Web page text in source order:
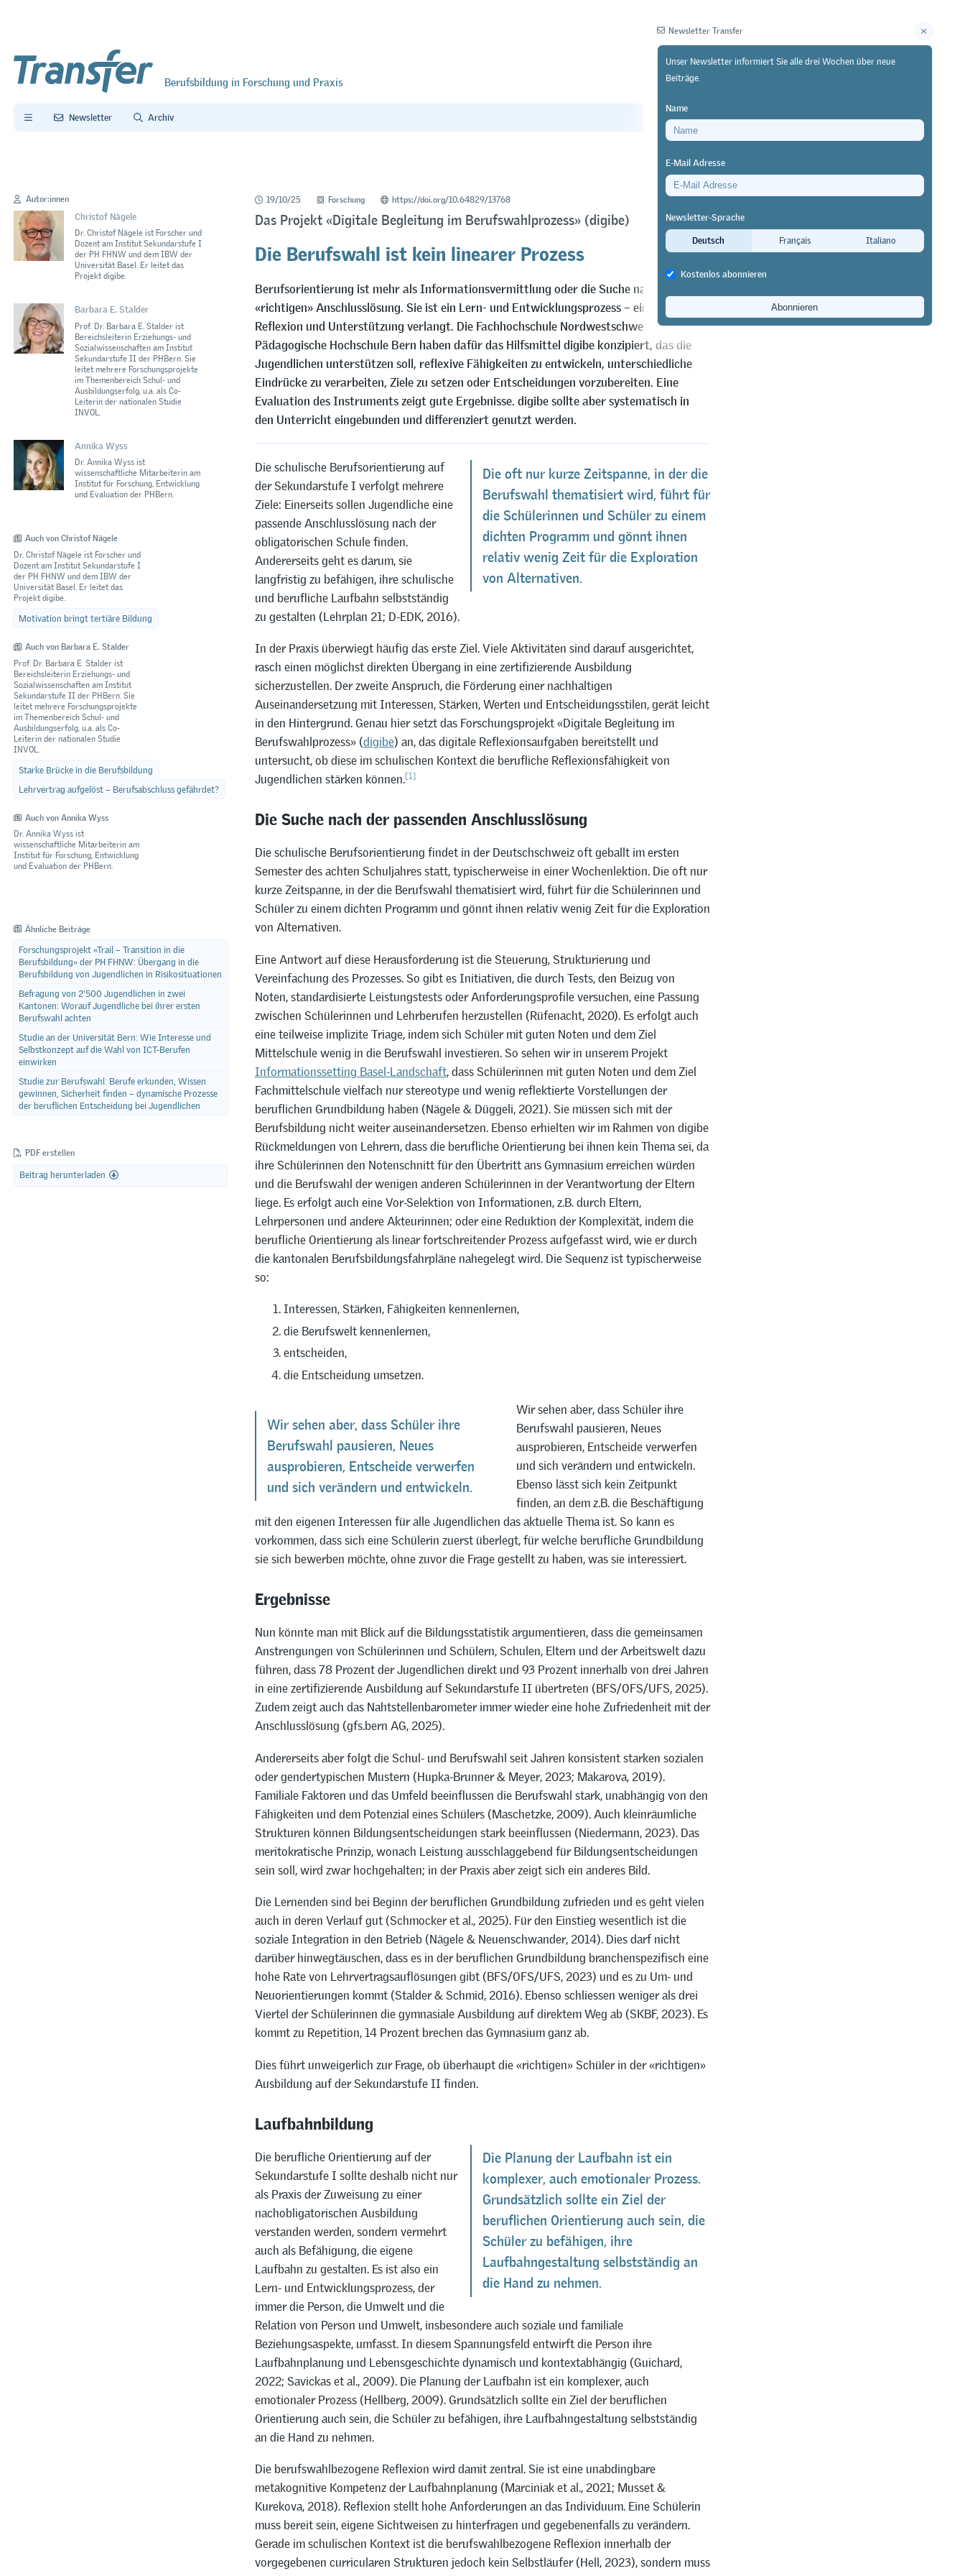
Berufsbildung in Forschung und Praxis
Newsletter Archiv
Autor:innen
Christof Nägele
Dr. Christof Nägele ist Forscher und
Dozent am Institut Sekundarstufe I
der PH FHNW und dem IBW der
Universität Basel. Er leitet das
Projekt digibe.
Barbara E. Stalder
Prof. Dr. Barbara E. Stalder ist
Bereichsleiterin Erziehungs- und
Sozialwissenschaften am Institut
Sekundarstufe II der PHBern. Sie
leitet mehrere Forschungsprojekte
im Themenbereich Schul- und
Ausbildungserfolg, u.a. als Co-
Leiterin der nationalen Studie
INVOL.
Annika Wyss
Dr. Annika Wyss ist
wissenschaftliche Mitarbeiterin am
Institut für Forschung, Entwicklung
und Evaluation der PHBern.
Auch von Christof Nägele
Dr. Christof Nägele ist Forscher und
Dozent am Institut Sekundarstufe I
der PH FHNW und dem IBW der
Universität Basel. Er leitet das
Projekt digibe.
Motivation bringt tertiäre Bildung
Auch von Barbara E. Stalder
Prof. Dr. Barbara E. Stalder ist
Bereichsleiterin Erziehungs- und
Sozialwissenschaften am Institut
Sekundarstufe II der PHBern. Sie
leitet mehrere Forschungsprojekte
im Themenbereich Schul- und
Ausbildungserfolg, u.a. als Co-
Leiterin der nationalen Studie
INVOL.
Starke Brücke in die Berufsbildung
Lehrvertrag aufgelöst – Berufsabschluss gefährdet?
Auch von Annika Wyss
Dr. Annika Wyss ist
wissenschaftliche Mitarbeiterin am
Institut für Forschung, Entwicklung
und Evaluation der PHBern.
Ähnliche Beiträge
Forschungsprojekt «Trail – Transition in die
Berufsbildung» der PH FHNW: Übergang in die
Berufsbildung von Jugendlichen in Risikosituationen
Befragung von 2'500 Jugendlichen in zwei
Kantonen: Worauf Jugendliche bei ihrer ersten
Berufswahl achten
Studie an der Universität Bern: Wie Interesse und
Selbstkonzept auf die Wahl von ICT-Berufen
einwirken
Studie zur Berufswahl: Berufe erkunden, Wissen
gewinnen, Sicherheit finden – dynamische Prozesse
der beruflichen Entscheidung bei Jugendlichen
PDF erstellen
Beitrag herunterladen
19/10/25 Forschung https://doi.org/10.64829/13768
Das Projekt «Digitale Begleitung im Berufswahlprozess» (digibe)
Die Berufswahl ist kein linearer Prozess
Berufsorientierung ist mehr als Informationsvermittlung oder die Suche nach der
«richtigen» Anschlusslösung. Sie ist ein Lern- und Entwicklungsprozess – eine Phase, die
Reflexion und Unterstützung verlangt. Die Fachhochschule Nordwestschweiz und die
Pädagogische Hochschule Bern haben dafür das Hilfsmittel digibe konzipiert, das die
Jugendlichen unterstützen soll, reflexive Fähigkeiten zu entwickeln, unterschiedliche
Eindrücke zu verarbeiten, Ziele zu setzen oder Entscheidungen vorzubereiten. Eine
Evaluation des Instruments zeigt gute Ergebnisse. digibe sollte aber systematisch in
den Unterricht eingebunden und differenziert genutzt werden.
Die oft nur kurze Zeitspanne, in der die
Berufswahl thematisiert wird, führt für
die Schülerinnen und Schüler zu einem
dichten Programm und gönnt ihnen
relativ wenig Zeit für die Exploration
von Alternativen.
Die schulische Berufsorientierung auf
der Sekundarstufe I verfolgt mehrere
Ziele: Einerseits sollen Jugendliche eine
passende Anschlusslösung nach der
obligatorischen Schule finden.
Andererseits geht es darum, sie
langfristig zu befähigen, ihre schulische
und berufliche Laufbahn selbstständig
zu gestalten (Lehrplan 21; D-EDK, 2016).
In der Praxis überwiegt häufig das erste Ziel. Viele Aktivitäten sind darauf ausgerichtet,
rasch einen möglichst direkten Übergang in eine zertifizierende Ausbildung
sicherzustellen. Der zweite Anspruch, die Förderung einer nachhaltigen
Auseinandersetzung mit Interessen, Stärken, Werten und Entscheidungsstilen, gerät leicht
in den Hintergrund. Genau hier setzt das Forschungsprojekt «Digitale Begleitung im
Berufswahlprozess» (digibe) an, das digitale Reflexionsaufgaben bereitstellt und
untersucht, ob diese im schulischen Kontext die berufliche Reflexionsfähigkeit von
Jugendlichen stärken können.[1]
Die Suche nach der passenden Anschlusslösung
Die schulische Berufsorientierung findet in der Deutschschweiz oft geballt im ersten
Semester des achten Schuljahres statt, typischerweise in einer Wochenlektion. Die oft nur
kurze Zeitspanne, in der die Berufswahl thematisiert wird, führt für die Schülerinnen und
Schüler zu einem dichten Programm und gönnt ihnen relativ wenig Zeit für die Exploration
von Alternativen.
Eine Antwort auf diese Herausforderung ist die Steuerung, Strukturierung und
Vereinfachung des Prozesses. So gibt es Initiativen, die durch Tests, den Beizug von
Noten, standardisierte Leistungstests oder Anforderungsprofile versuchen, eine Passung
zwischen Schülerinnen und Lehrberufen herzustellen (Rüfenacht, 2020). Es erfolgt auch
eine teilweise implizite Triage, indem sich Schüler mit guten Noten und dem Ziel
Mittelschule wenig in die Berufswahl investieren. So sehen wir in unserem Projekt
Informationssetting Basel-Landschaft, dass Schülerinnen mit guten Noten und dem Ziel
Fachmittelschule vielfach nur stereotype und wenig reflektierte Vorstellungen der
beruflichen Grundbildung haben (Nägele & Düggeli, 2021). Sie müssen sich mit der
Berufsbildung nicht weiter auseinandersetzen. Ebenso erhielten wir im Rahmen von digibe
Rückmeldungen von Lehrern, dass die berufliche Orientierung bei ihnen kein Thema sei, da
ihre Schülerinnen den Notenschnitt für den Übertritt ans Gymnasium erreichen würden
und die Berufswahl der wenigen anderen Schülerinnen in der Verantwortung der Eltern
liege. Es erfolgt auch eine Vor-Selektion von Informationen, z.B. durch Eltern,
Lehrpersonen und andere Akteurinnen; oder eine Reduktion der Komplexität, indem die
berufliche Orientierung als linear fortschreitender Prozess aufgefasst wird, wie er durch
die kantonalen Berufsbildungsfahrpläne nahegelegt wird. Die Sequenz ist typischerweise
so:
Interessen, Stärken, Fähigkeiten kennenlernen,
die Berufswelt kennenlernen,
entscheiden,
die Entscheidung umsetzen.
Wir sehen aber, dass Schüler ihre
Berufswahl pausieren, Neues
ausprobieren, Entscheide verwerfen
und sich verändern und entwickeln.
Wir sehen aber, dass Schüler ihre
Berufswahl pausieren, Neues
ausprobieren, Entscheide verwerfen
und sich verändern und entwickeln.
Ebenso lässt sich kein Zeitpunkt
finden, an dem z.B. die Beschäftigung
mit den eigenen Interessen für alle Jugendlichen das aktuelle Thema ist. So kann es
vorkommen, dass sich eine Schülerin zuerst überlegt, für welche berufliche Grundbildung
sie sich bewerben möchte, ohne zuvor die Frage gestellt zu haben, was sie interessiert.
Ergebnisse
Nun könnte man mit Blick auf die Bildungsstatistik argumentieren, dass die gemeinsamen
Anstrengungen von Schülerinnen und Schülern, Schulen, Eltern und der Arbeitswelt dazu
führen, dass 78 Prozent der Jugendlichen direkt und 93 Prozent innerhalb von drei Jahren
in eine zertifizierende Ausbildung auf Sekundarstufe II übertreten (BFS/OFS/UFS, 2025).
Zudem zeigt auch das Nahtstellenbarometer immer wieder eine hohe Zufriedenheit mit der
Anschlusslösung (gfs.bern AG, 2025).
Andererseits aber folgt die Schul- und Berufswahl seit Jahren konsistent starken sozialen
oder gendertypischen Mustern (Hupka-Brunner & Meyer, 2023; Makarova, 2019).
Familiale Faktoren und das Umfeld beeinflussen die Berufswahl stark, unabhängig von den
Fähigkeiten und dem Potenzial eines Schülers (Maschetzke, 2009). Auch kleinräumliche
Strukturen können Bildungsentscheidungen stark beeinflussen (Niedermann, 2023). Das
meritokratische Prinzip, wonach Leistung ausschlaggebend für Bildungsentscheidungen
sein soll, wird zwar hochgehalten; in der Praxis aber zeigt sich ein anderes Bild.
Die Lernenden sind bei Beginn der beruflichen Grundbildung zufrieden und es geht vielen
auch in deren Verlauf gut (Schmocker et al., 2025). Für den Einstieg wesentlich ist die
soziale Integration in den Betrieb (Nägele & Neuenschwander, 2014). Dies darf nicht
darüber hinwegtäuschen, dass es in der beruflichen Grundbildung branchenspezifisch eine
hohe Rate von Lehrvertragsauflösungen gibt (BFS/OFS/UFS, 2023) und es zu Um- und
Neuorientierungen kommt (Stalder & Schmid, 2016). Ebenso schliessen weniger als drei
Viertel der Schülerinnen die gymnasiale Ausbildung auf direktem Weg ab (SKBF, 2023). Es
kommt zu Repetition, 14 Prozent brechen das Gymnasium ganz ab.
Dies führt unweigerlich zur Frage, ob überhaupt die «richtigen» Schüler in der «richtigen»
Ausbildung auf der Sekundarstufe II finden.
Laufbahnbildung
Die Planung der Laufbahn ist ein
komplexer, auch emotionaler Prozess.
Grundsätzlich sollte ein Ziel der
beruflichen Orientierung auch sein, die
Schüler zu befähigen, ihre
Laufbahngestaltung selbstständig an
die Hand zu nehmen.
Die berufliche Orientierung auf der
Sekundarstufe I sollte deshalb nicht nur
als Praxis der Zuweisung zu einer
nachobligatorischen Ausbildung
verstanden werden, sondern vermehrt
auch als Befähigung, die eigene
Laufbahn zu gestalten. Es ist also ein
Lern- und Entwicklungsprozess, der
immer die Person, die Umwelt und die
Relation von Person und Umwelt, insbesondere auch soziale und familiale
Beziehungsaspekte, umfasst. In diesem Spannungsfeld entwirft die Person ihre
Laufbahnplanung und Lebensgeschichte dynamisch und kontextabhängig (Guichard,
2022; Savickas et al., 2009). Die Planung der Laufbahn ist ein komplexer, auch
emotionaler Prozess (Hellberg, 2009). Grundsätzlich sollte ein Ziel der beruflichen
Orientierung auch sein, die Schüler zu befähigen, ihre Laufbahngestaltung selbstständig
an die Hand zu nehmen.
Die berufswahlbezogene Reflexion wird damit zentral. Sie ist eine unabdingbare
metakognitive Kompetenz der Laufbahnplanung (Marciniak et al., 2021; Musset &
Kurekova, 2018). Reflexion stellt hohe Anforderungen an das Individuum. Eine Schülerin
muss bereit sein, eigene Sichtweisen zu hinterfragen und gegebenenfalls zu verändern.
Gerade im schulischen Kontext ist die berufswahlbezogene Reflexion innerhalb der
vorgegebenen curricularen Strukturen jedoch kein Selbstläufer (Hell, 2023), sondern muss
Newsletter Transfer
Unser Newsletter informiert Sie alle drei Wochen über neue
Beiträge.
Name
E-Mail Adresse
Newsletter-Sprache
Deutsch
Français Italiano
Kostenlos abonnieren